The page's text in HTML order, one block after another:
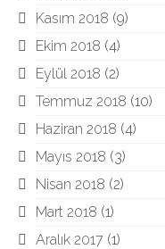
Kasım 2018 (9)
Ekim 2018 (4)
Eylül 2018 (2)
Temmuz 2018 (10)
Haziran 2018 (4)
Mayıs 2018 (3)
Nisan 2018 (2)
Mart 2018 (1)
Aralık 2017 (1)